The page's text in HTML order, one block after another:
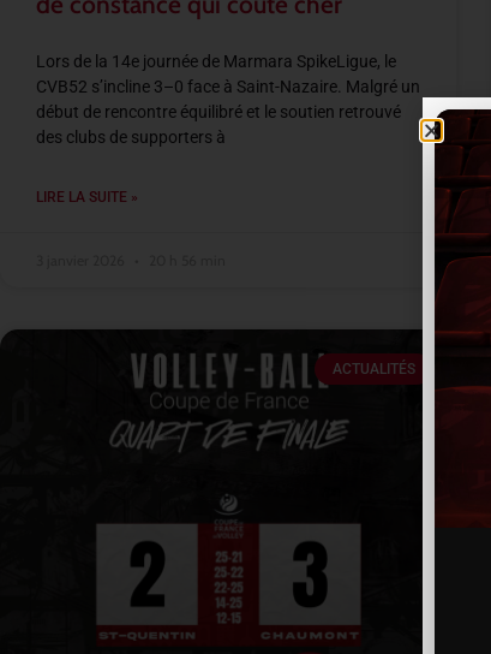
Lors de la 14e journée de Marmara SpikeLigue, le
CVB52 s’incline 3–0 face à Saint-Nazaire. Malgré un
début de rencontre équilibré et le soutien retrouvé
des clubs de supporters à
LIRE LA SUITE »
ACTUALITÉS